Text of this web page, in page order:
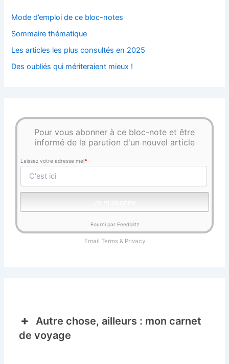
Mode d’emploi de ce bloc-notes
Sommaire thématique
Les articles les plus consultés en 2025
Des oubliés qui mériteraient mieux !
Pour vous abonner à ce bloc-note et être
informé de la parution d'un nouvel article
Laissez votre adresse mel*
Fourni par Feedblitz
Email Terms& Privacy
Autre chose, ailleurs : mon carnet
de voyage